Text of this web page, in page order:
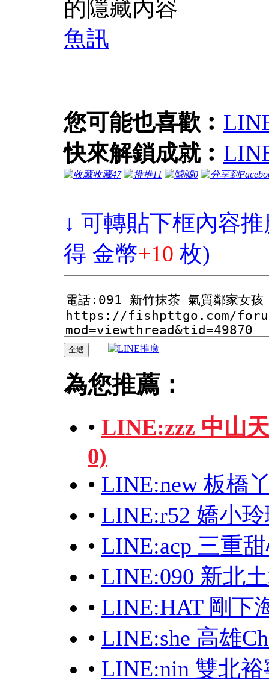
的隱藏內容
魚訊
您可能也喜歡︰
快來解鎖成就︰
收藏47 推11 噓0
↓ 可轉貼下框內容
得 金幣+10 枚)
為您推薦：
• LINE:zzz 中山
0)
• LINE:new 板橋
• LINE:r52 嬌小
• LINE:acp 三重
• LINE:090 新北
• LINE:HAT 剛下
• LINE:she 高雄
• LINE:nin 雙北